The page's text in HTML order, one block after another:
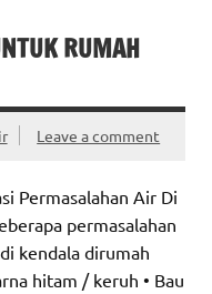
RUMAH
Leave a comment
Permasalahan Air Di
permasalahan
kendala dirumah
hitam / keruh • Bau